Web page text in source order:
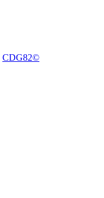
CDG82©